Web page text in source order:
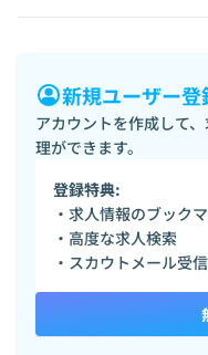
新規ユーザー登
アカウントを作成して
理ができます。
登録特典:
・求人情報のブック
・高度な求人検索
・スカウトメール受信